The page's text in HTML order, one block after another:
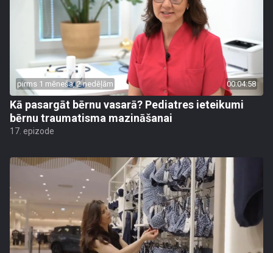
pirms 1 mēneša, 2 nedēļām 00:04:58
Kā pasargāt bērnu vasarā? Pediatres ieteikumi
bērnu traumatisma mazināšanai
17. epizode